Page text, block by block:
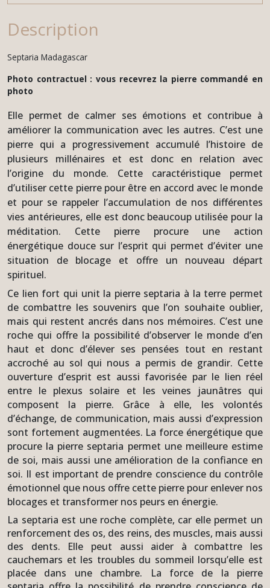
Description
Septaria Madagascar
Photo contractuel : vous recevrez la pierre commandé en
photo
Elle permet de calmer ses émotions et contribue à
améliorer la communication avec les autres. C’est une
pierre qui a progressivement accumulé l’histoire de
plusieurs millénaires et est donc en relation avec
l’origine du monde. Cette caractéristique permet
d’utiliser cette pierre pour être en accord avec le monde
et pour se rappeler l’accumulation de nos différentes
vies antérieures, elle est donc beaucoup utilisée pour la
méditation. Cette pierre procure une action
énergétique douce sur l’esprit qui permet d’éviter une
situation de blocage et offre un nouveau départ
spirituel.
Ce lien fort qui unit la pierre septaria à la terre permet
de combattre les souvenirs que l’on souhaite oublier,
mais qui restent ancrés dans nos mémoires. C’est une
roche qui offre la possibilité d’observer le monde d’en
haut et donc d’élever ses pensées tout en restant
accroché au sol qui nous a permis de grandir. Cette
ouverture d’esprit est aussi favorisée par le lien réel
entre le plexus solaire et les veines jaunâtres qui
composent la pierre. Grâce à elle, les volontés
d’échange, de communication, mais aussi d’expression
sont fortement augmentées. La force énergétique que
procure la pierre septaria permet une meilleure estime
de soi, mais aussi une amélioration de la confiance en
soi. Il est important de prendre conscience du contrôle
émotionnel que nous offre cette pierre pour enlever nos
blocages et transformer nos peurs en énergie.
La septaria est une roche complète, car elle permet un
renforcement des os, des reins, des muscles, mais aussi
des dents. Elle peut aussi aider à combattre les
cauchemars et les troubles du sommeil lorsqu’elle est
placée dans une chambre. La force de la pierre